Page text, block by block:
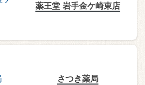
薬王堂 岩手金ケ崎東店
さつき薬局